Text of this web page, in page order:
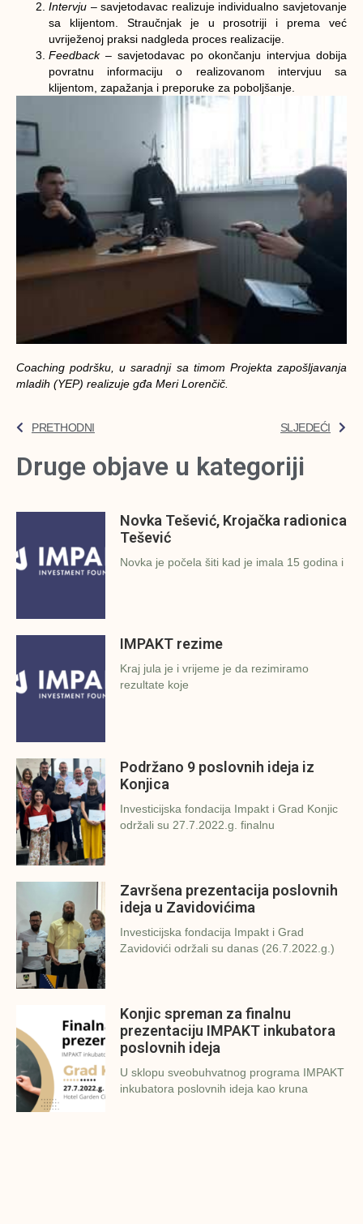
Intervju – savjetodavac realizuje individualno savjetovanje
sa klijentom. Straučnjak je u prosotriji i prema već
uvriježenoj praksi nadgleda proces realizacije.
Feedback– savjetodavac po okončanju intervjua dobija
povratnu informaciju o realizovanom intervjuu sa
klijentom, zapažanja i preporuke za poboljšanje.
Coaching podršku, u saradnji sa timom Projekta zapošljavanja
mladih (YEP) realizuje gđa Meri Lorenčič.
PRETHODNI SLJEDEĆI
Druge objave u kategoriji
Novka Tešević, Krojačka radionica
Tešević
Novka je počela šiti kad je imala 15 godina i
IMPAKT rezime
Kraj jula je i vrijeme je da rezimiramo
rezultate koje
Podržano 9 poslovnih ideja iz
Konjica
Investicijska fondacija Impakt i Grad Konjic
održali su 27.7.2022.g. finalnu
Završena prezentacija poslovnih
ideja u Zavidovićima
Investicijska fondacija Impakt i Grad
Zavidovići održali su danas (26.7.2022.g.)
Konjic spreman za finalnu
prezentaciju IMPAKT inkubatora
poslovnih ideja
U sklopu sveobuhvatnog programa IMPAKT
inkubatora poslovnih ideja kao kruna